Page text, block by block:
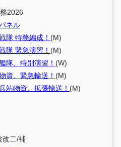
2026
ネル
隊 特務編成！ (M)
隊 緊急演習！ (M)
隊、特別演習！ (W)
資、緊急輸送！ (M)
站物資、拡張輸送！ (M)
改二/補